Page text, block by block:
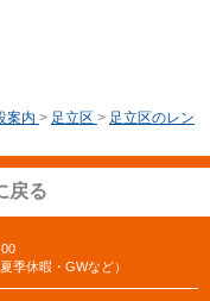
案内 > 足立区 > 足立区のレン
戻る
季休暇・GWなど）